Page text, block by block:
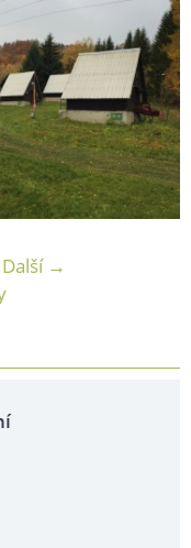
Další →